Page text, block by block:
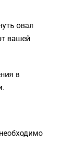
овал
вашей
в